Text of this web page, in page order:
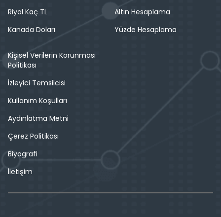
Riyal Kaç TL
Kanada Doları
Altın Hesaplama
Yüzde Hesaplama
Kişisel Verilerin Korunması
Politikası
İzleyici Temsilcisi
Kullanım Koşulları
Aydınlatma Metni
Çerez Politikası
Biyografi
İletişim